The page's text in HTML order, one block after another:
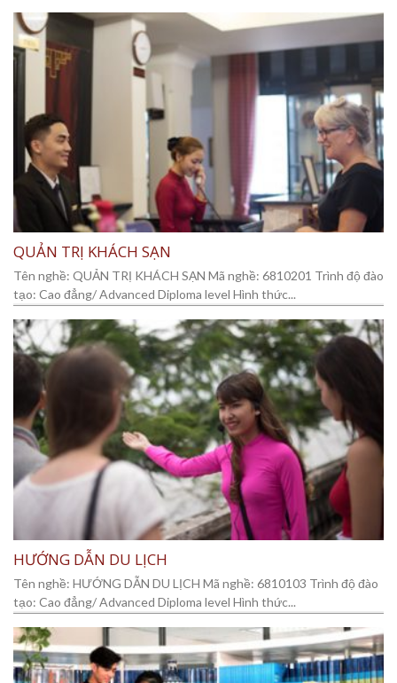
QUẢN TRỊ KHÁCH SẠN
Tên nghề: QUẢN TRỊ KHÁCH SẠN Mã nghề: 6810201 Trình độ đào
tạo: Cao đẳng/ Advanced Diploma level Hình thức...
HƯỚNG DẪN DU LỊCH
Tên nghề: HƯỚNG DẪN DU LỊCH Mã nghề: 6810103 Trình độ đào
tạo: Cao đẳng/ Advanced Diploma level Hình thức...